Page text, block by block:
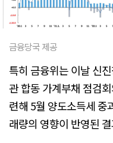
금융당국 제공
특히 금융위는 이날 신
관 합동 가계부채 점검
련해 5월 양도소득세 중
래량의 영향이 반영된